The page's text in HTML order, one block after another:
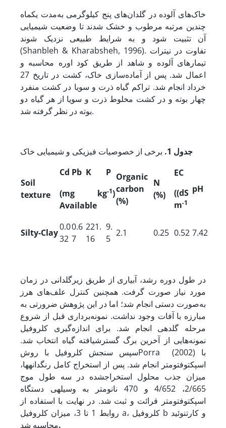
خاک‌های آلوده در گلدان‌های پنج کیلوگرمی به‌مدت یکماه
چندین مرتبه مرطوب و خشک شدند تا وضعیت شیمیایی
آن تثبیت شود و به شرایط طبیعی نزدیک شوند
(Shanbleh & Kharabsheh, 1996). تفاوت در نیترات
تیمارهای آلوده و شاهد از طریق کود اوره محاسبه و
اعمال شد. پس از آماده‌‌سازی خاک، کشت در تاریخ 27
خرداد انجام شد. تراکم گیاه ذرت و سویا در کشت منفرد
چهار بوته و در کشت مخلوط ذرت و سویا از هر گیاه دو
بوته در نظر گرفته شد.
جدول 1. برخی از خصوصیات فیزیکی و شیمیایی خاک
Soil
texture
Cd Pb K P Organic
carbon
(%)
N
(%)
EC
((dS
m-1
pH
(mg kg-1)
Available
Silty-Clay
0.0
32
0.6
7
221.
16
9.
5
2.1 0.25 0.52 7.42
در طول دوره رشد، آبیاری از طریق زیرگلدانی در زمان
مورد نیاز صورت گرفت. همچنین کنترل علف‌های هرز
به‌صورت دستی انجام شد؛ اما در این پژوهش ضرورتی به
مبارزه با آفات وجود نداشت. نمونه‌برداری قبل از شروع
مرحله گلدهی انجام شد. برای اندازه‌گیری کلروفیل
نمونه‌هایی از آخرین برگ گسترشیافته گیاه انتخاب شد.
سپس سنجش کلروفیل با روشPorra (2002) با
اسپکتوفتومتر انجام شد. پس از استخراج کامل رنگدانه­ها،
میزان جذب محلول استخراجشده در سه طول موج
2/665، 4/652 و 470 نانو­متر به وسیله­ی دستگاه
اسپکتوفتومتر قرائت و ثبت شد. در نهایت با استفاده از
روابط 1 تا 3، میزان کلروفیل a، کلروفیل b و کارتنوئید
محاسبه شد.